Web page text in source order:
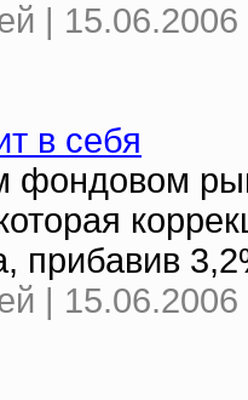
| 15.06.2006
в себя
фондовом
прибавив
| 15.06.2006